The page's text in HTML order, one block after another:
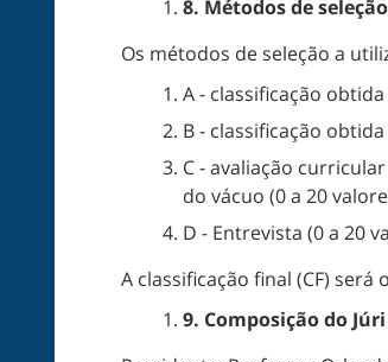
8. Métodos de seleção
Os métodos de seleção a
A - classificação
B - classificação
C - avaliação
do vácuo (0 a 20
D - Entrevista (0 a 20
A classificação final (CF)
9. Composição do